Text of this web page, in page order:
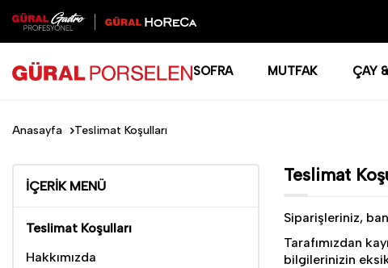
SOFRA MUTFAK ÇAY
Anasayfa Teslimat Koşulları
İÇERIK MENÜ
Teslimat Koşulları
Hakkımızda
Teslimat
Siparişleriniz,
Tarafımızdan
bilgilerinizin